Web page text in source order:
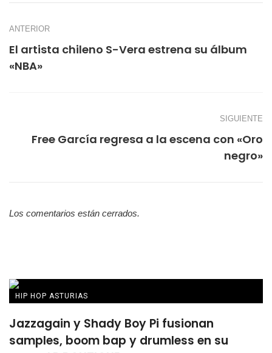
ANTERIOR
El artista chileno S-Vera estrena su álbum
«NBA»
SIGUIENTE
Free García regresa a la escena con «Oro
negro»
Los comentarios están cerrados.
HIP HOP ASTURIAS
Jazzagain y Shady Boy Pi fusionan
samples, boom bap y drumless en su